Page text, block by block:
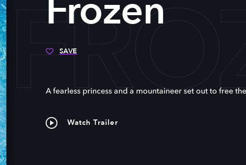
Frozen
SAVE
A fearless princess and a mountaineer set out to free
Watch Trailer